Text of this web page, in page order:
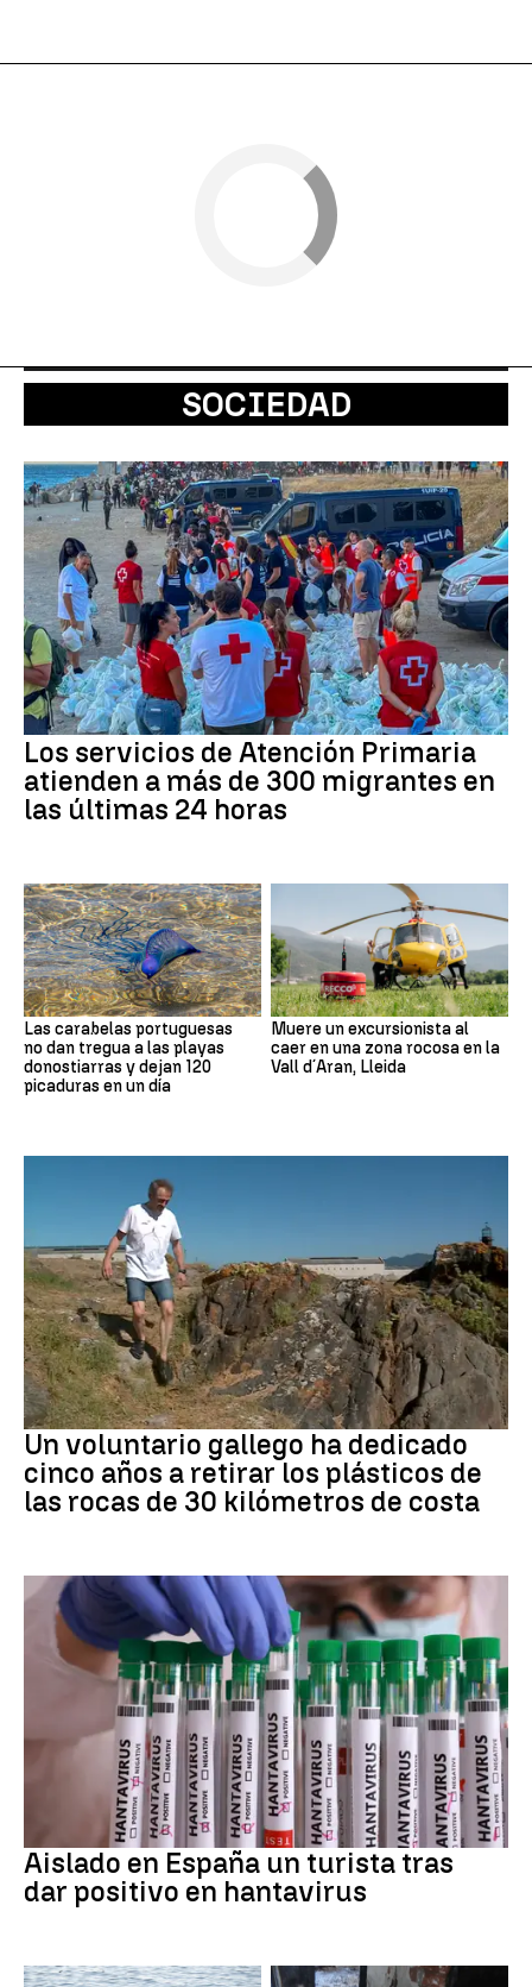
SOCIEDAD
Los servicios de Atención Primaria
atienden a más de 300 migrantes en
las últimas 24 horas
Las carabelas portuguesas
no dan tregua a las playas
donostiarras y dejan 120
picaduras en un día
Muere un excursionista al
caer en una zona rocosa en la
Vall d´Aran, Lleida
Medio ambiente
Un voluntario gallego ha dedicado
cinco años a retirar los plásticos de
las rocas de 30 kilómetros de costa
Aislado en España un turista tras
dar positivo en hantavirus